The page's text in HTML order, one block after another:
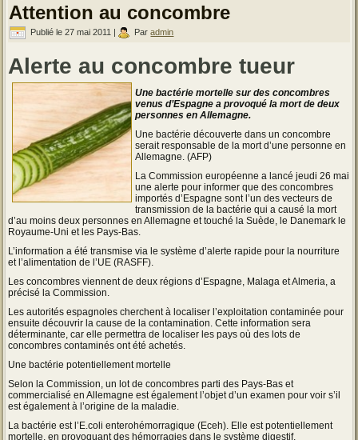
Attention au concombre
Publié le 27 mai 2011 | Par admin
Alerte au concombre tueur
Une bactérie mortelle sur des concombres
venus d’Espagne a provoqué la mort de deux
personnes en Allemagne.
Une bactérie découverte dans un concombre
serait responsable de la mort d’une personne en
Allemagne. (AFP)
La Commission européenne a lancé jeudi 26 mai
une alerte pour informer que des concombres
importés d’Espagne sont l’un des vecteurs de
transmission de la bactérie qui a causé la mort
d’au moins deux personnes en Allemagne et touché la Suède, le Danemark le
Royaume-Uni et les Pays-Bas.
L’information a été transmise via le système d’alerte rapide pour la nourriture
et l’alimentation de l’UE (RASFF).
Les concombres viennent de deux régions d’Espagne, Malaga et Almeria, a
précisé la Commission.
Les autorités espagnoles cherchent à localiser l’exploitation contaminée pour
ensuite découvrir la cause de la contamination. Cette information sera
déterminante, car elle permettra de localiser les pays où des lots de
concombres contaminés ont été achetés.
Une bactérie potentiellement mortelle
Selon la Commission, un lot de concombres parti des Pays-Bas et
commercialisé en Allemagne est également l’objet d’un examen pour voir s’il
est également à l’origine de la maladie.
La bactérie est l’E.coli enterohémorragique (Eceh). Elle est potentiellement
mortelle, en provoquant des hémorragies dans le système digestif.